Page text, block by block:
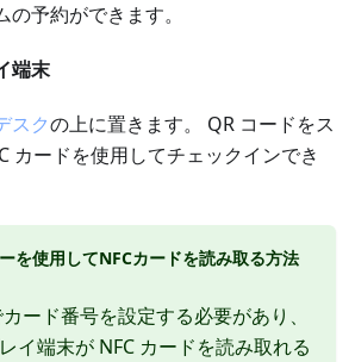
予約ができます。
端末
スクの上に置きます。 QR コードをス
カードを使用してチェックインでき
を使用してNFCカードを読み取る方法
ード番号を設定する必要があり、
イ端末が NFC カードを読み取れる